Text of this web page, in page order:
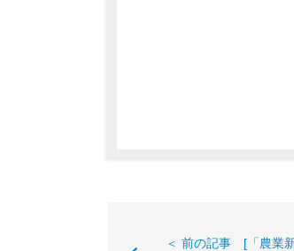
＜ 前の記事 [「農業